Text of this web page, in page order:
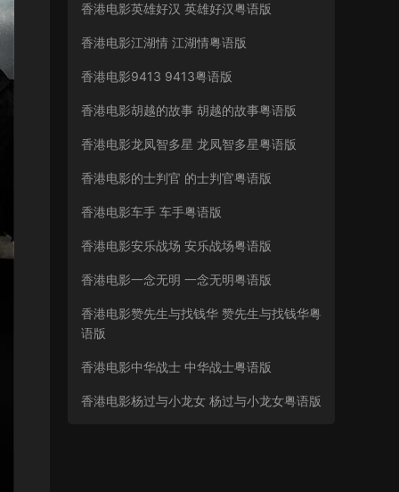
香港电影英雄好汉 英雄好汉粤语版
香港电影江湖情 江湖情粤语版
香港电影9413 9413粤语版
香港电影胡越的故事 胡越的故事粤语版
香港电影龙凤智多星 龙凤智多星粤语版
香港电影的士判官 的士判官粤语版
香港电影车手 车手粤语版
香港电影安乐战场 安乐战场粤语版
香港电影一念无明 一念无明粤语版
香港电影赞先生与找钱华 赞先生与找钱华粤
语版
香港电影中华战士 中华战士粤语版
香港电影杨过与小龙女 杨过与小龙女粤语版